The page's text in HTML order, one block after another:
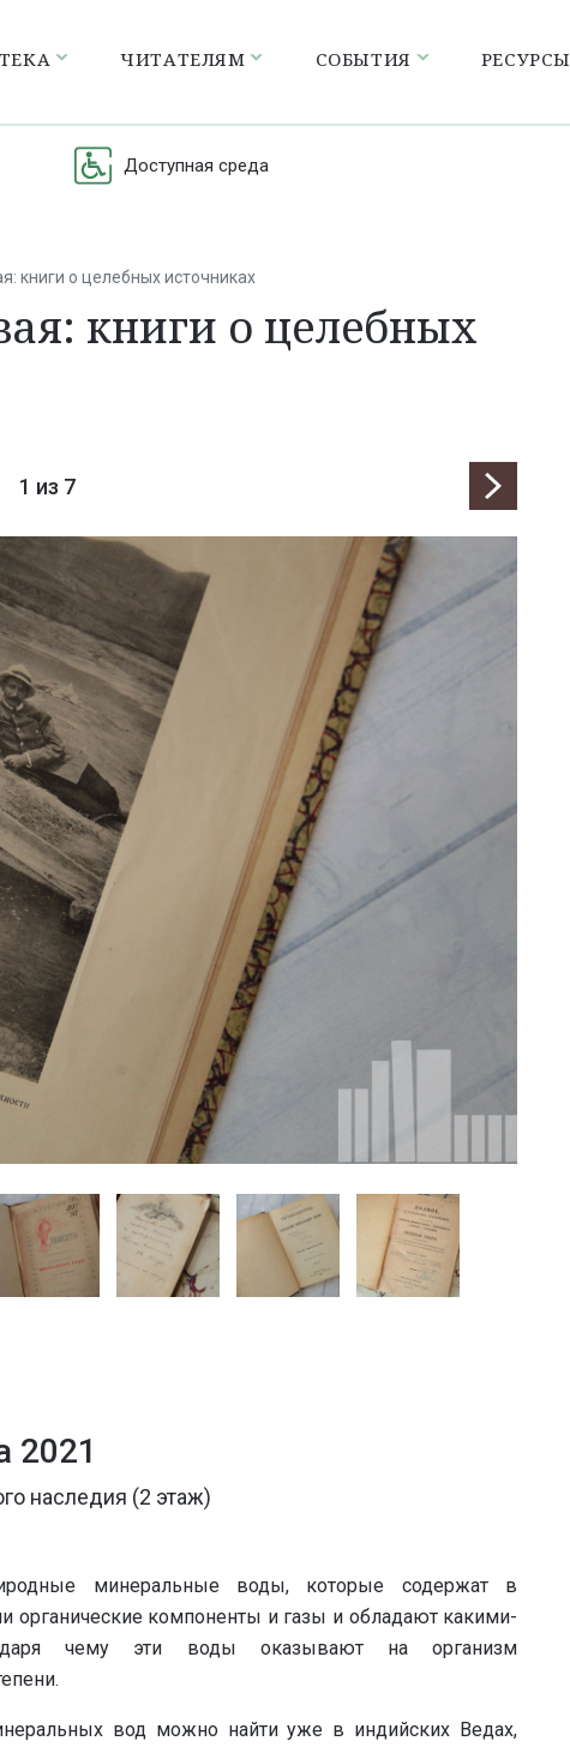
ЧИТАТЕЛЯМ СОБЫТИЯ РЕСУРСЫ
Доступная среда
книги о целебных источниках
книги о целебных
1 из 7
2021
наследия (2 этаж)
минеральные воды, которые содержат в
компоненты и газы и обладают какими-
чему эти воды оказывают на организм
вод можно найти уже в индийских Ведах,